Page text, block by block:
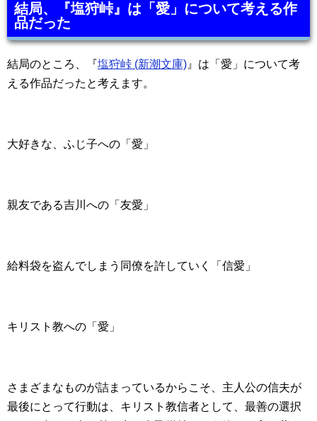
結局、『塩狩峠』は「愛」について考える作
品だった
結局のところ、『塩狩峠 (新潮文庫) 』は「愛」について考
える作品だったと考えます。
大好きな、ふじ子への「愛」
親友である吉川への「友愛」
給料袋を盗んでしまう同僚を許していく「信愛」
キリスト教への「愛」
さまざまなものが詰まっているからこそ、主人公の信夫が
最後にとって行動は、キリスト教信者として、最善の選択